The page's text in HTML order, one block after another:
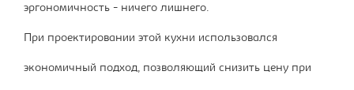
эргономичность - ничего лишнего.
При проектировании этой кухни использовался
экономичный подход, позволяющий снизить цену при